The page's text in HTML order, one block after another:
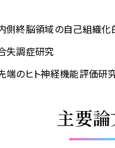
側終脳領域の自己組織
失調症研究
端のヒト神経機能評価研
主要